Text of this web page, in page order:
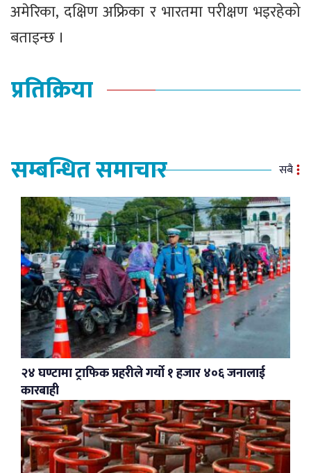
अमेरिका, दक्षिण अफ्रिका र भारतमा परीक्षण भइरहेको
बताइन्छ ।
प्रतिक्रिया
सम्बन्धित समाचार सबै
२४ घण्टामा ट्राफिक प्रहरीले गर्यो १ हजार ४०६ जनालाई
कारबाही